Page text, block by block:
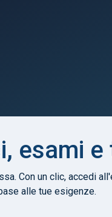
esami
Con un clic, accedi
alle tue esigenze.